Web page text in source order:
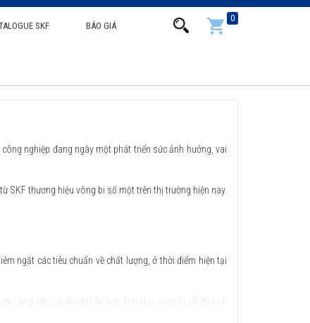
SKF BÁO GIÁ
0
nghiệp đang ngày một phát triển sức ảnh hưởng, vai
thương hiệu vòng bi số một trên thị trường hiện nay.
ngặt các tiêu chuẩn về chất lượng, ở thời điểm hiện tại
cùng việc sử dụng thép hợp kim cho vòng bi có độ tinh